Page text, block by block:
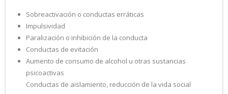
Sobreactivación o conductas erráticas
Impulsividad
Paralización o inhibición de la conducta
Conductas de evitación
Aumento de consumo de alcohol u otras sustancias
psicoactivas
Conductas de aislamiento, reducción de la vida social